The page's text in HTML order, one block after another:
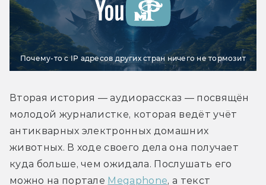
Почему-то с IP адресов других стран ничего не тормозит
Вторая история — аудиорассказ — посвящён
молодой журналистке, которая ведёт учёт
антикварных электронных домашних
животных. В ходе своего дела она получает
куда больше, чем ожидала. Послушать его
можно на портале Megaphone, а текст